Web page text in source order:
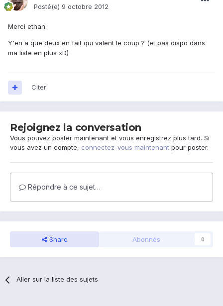
Posté(e) 9 octobre 2012
Merci ethan.
Y'en a que deux en fait qui valent le coup ? (et pas dispo dans
ma liste en plus xD)
Citer
Rejoignez la conversation
Vous pouvez poster maintenant et vous enregistrez plus tard. Si
vous avez un compte, connectez-vous maintenant pour poster.
Répondre à ce sujet…
Share Abonnés 0
Aller sur la liste des sujets